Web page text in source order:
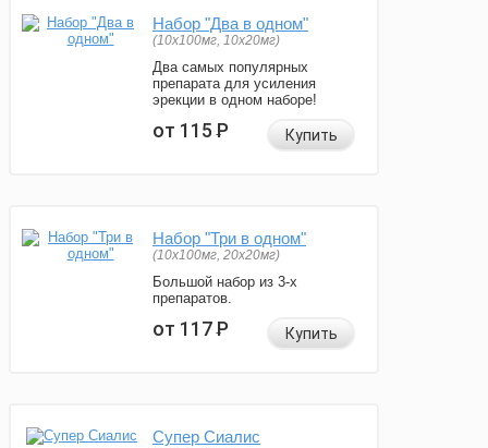
Набор "Два в одном"
(10x100мг, 10x20мг)
Два самых популярных
препарата для усиления
эрекции в одном наборе!
от 115Р Купить
Набор "Три в одном"
(10x100мг, 20x20мг)
Большой набор из 3-х
препаратов.
от 117Р Купить
Супер Сиалис